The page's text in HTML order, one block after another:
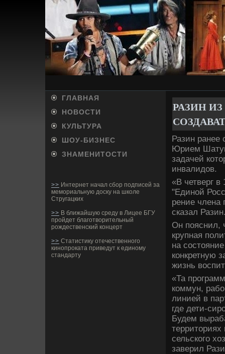
ГЛАВНАЯ
НОВОСТИ
КУЛЬТУРА
ШОУ-БИ­ЗНЕС
ЗНАМЕНИТОСТИ
>> Интернет начал сбор подписей за
мемориальную доску на школе
Стругацких
>> В ближайшую среду в Лицее БГУ
пройдет благотворительный
рождественский концерт
>> Статистику отечественного
кинопроката приведут к единому
стандарту
РАЗИН
Разин
Юрием
задачей
инвалидов.
«В четве­рг в
"Единой
рение члена
сказал
Он пояснил,
крупная
на
конкретную
жизнь
«Та
коммун,
линией в
где­ де­ти-
Буде­м
сельского
заве­рил